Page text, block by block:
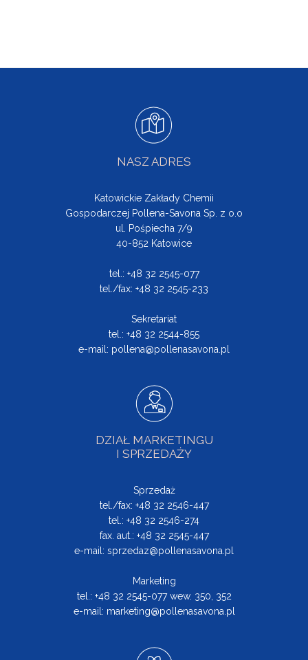
NASZ ADRES
Katowickie Zakłady Chemii
Gospodarczej Pollena-Savona Sp. z o.o
ul. Pośpiecha 7/9
40-852 Katowice
tel.: +48 32 2545-077
tel./fax: +48 32 2545-233
Sekretariat
tel.: +48 32 2544-855
e-mail: pollena@pollenasavona.pl
DZIAŁ MARKETINGU
I SPRZEDAŻY
Sprzedaż
tel./fax: +48 32 2546-447
tel.: +48 32 2546-274
fax. aut.: +48 32 2545-447
e-mail: sprzedaz@pollenasavona.pl
Marketing
tel.: +48 32 2545-077 wew. 350, 352
e-mail: marketing@pollenasavona.pl